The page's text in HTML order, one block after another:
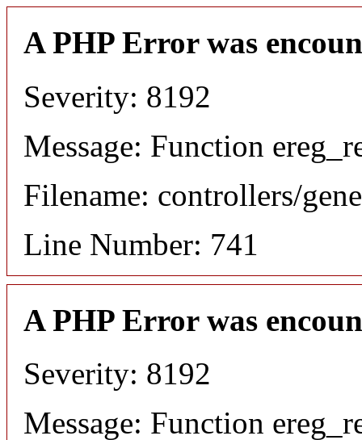
A PHP Error was
Severity: 8192
Message: Function
Filename: controllers/
Line Number: 741
A PHP Error was
Severity: 8192
Message: Function